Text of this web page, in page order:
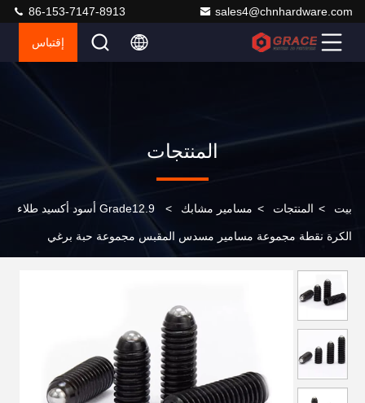
sales4@chnhardware.com
86-153-7147-8913
إقتباس
المنتجات
بيت > المنتجات > مسامير مشابك > Grade12.9 أسود أكسيد طلاء
الكرة نقطة مجموعة مسامير مسدس المقبس مجموعة حبة برغي